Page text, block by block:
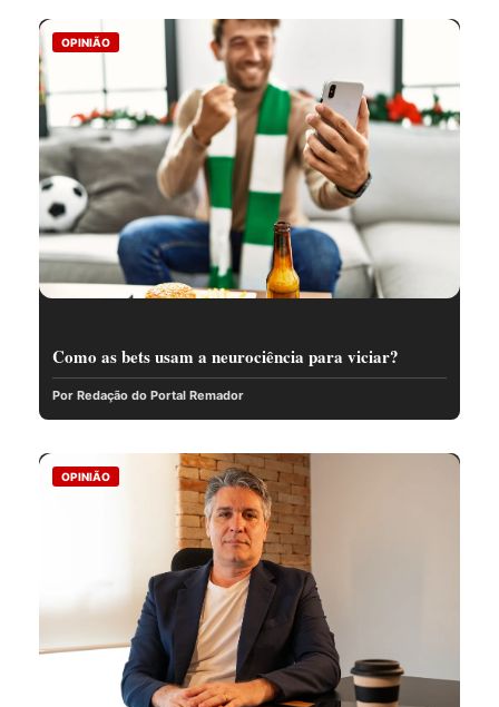
OPINIÃO
Como as bets usam a neurociência para viciar?
Por Redação do Portal Remador
OPINIÃO